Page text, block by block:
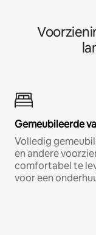
Gemeubileerde
Volledig
en andere
comfortabel te
voor een